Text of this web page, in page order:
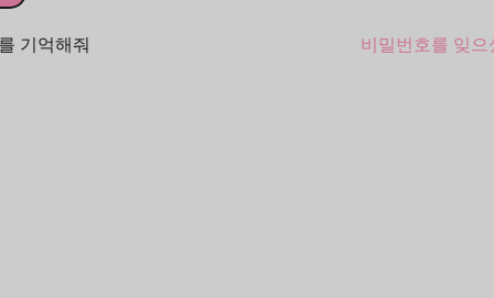
비밀번호를 잊으
기억해줘